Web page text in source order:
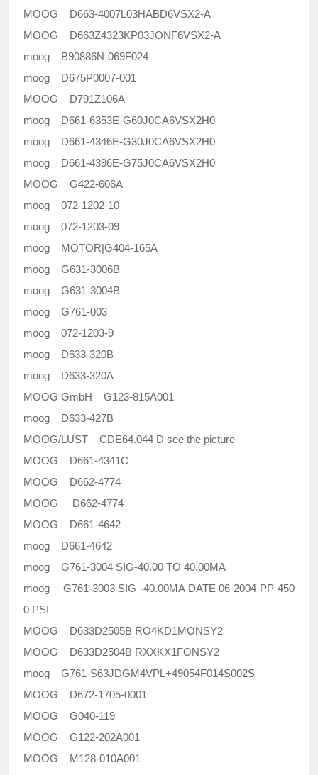
MOOG D663-4007L03HABD6VSX2-A
MOOG D663Z4323KP03JONF6VSX2-A
moog B90886N-069F024
moog D675P0007-001
MOOG D791Z106A
moog D661-6353E-G60J0CA6VSX2H0
moog D661-4346E-G30J0CA6VSX2H0
moog D661-4396E-G75J0CA6VSX2H0
MOOG G422-606A
moog 072-1202-10
moog 072-1203-09
moog MOTOR|G404-165A
moog G631-3006B
moog G631-3004B
moog G761-003
moog 072-1203-9
moog D633-320B
moog D633-320A
MOOG GmbH G123-815A001
moog D633-427B
MOOG/LUST CDE64.044 D see the picture
MOOG D661-4341C
MOOG D662-4774
MOOG D662-4774
MOOG D661-4642
moog D661-4642
moog G761-3004 SIG-40.00 TO 40.00MA
moog G761-3003 SIG -40.00MA DATE 06-2004 PP 450
0 PSI
MOOG D633D2505B RO4KD1MONSY2
MOOG D633D2504B RXXKX1FONSY2
moog G761-S63JDGM4VPL+49054F014S002S
MOOG D672-1705-0001
MOOG G040-119
MOOG G122-202A001
MOOG M128-010A001